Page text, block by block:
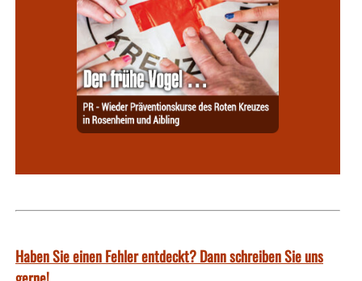
Haben Sie einen Fehler entdeckt? Dann schreiben Sie uns